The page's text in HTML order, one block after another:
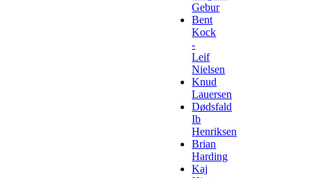
Gebur
Bent
Kock
-
Leif
Nielsen
Knud
Lauersen
Dødsfald
Ib
Henriksen
Brian
Harding
Kaj